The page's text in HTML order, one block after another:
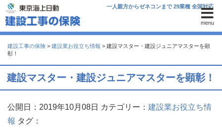
menu
一人親方からゼネコンまで 29業種 全国対応
建設工事の保険 > 建設業お役立ち情報 > 建設マスター・建設ジュニアマスターを顕
彰！
建設マスター・建設ジュニアマスターを顕彰！
公開日：2019年10月08日 カテゴリー： 建設業お役立ち情
報 タグ：